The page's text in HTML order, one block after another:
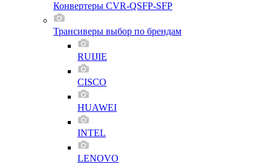
Конвертеры CVR-QSFP-SFP
Трансиверы выбор по брендам
RUIJIE
CISCO
HUAWEI
INTEL
LENOVO